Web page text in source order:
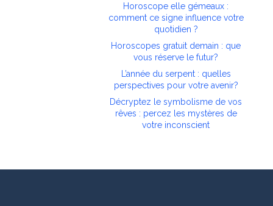
Horoscope elle gémeaux :
comment ce signe influence votre
quotidien ?
Horoscopes gratuit demain : que
vous réserve le futur?
L’année du serpent : quelles
perspectives pour votre avenir?
Décryptez le symbolisme de vos
rêves : percez les mystères de
votre inconscient